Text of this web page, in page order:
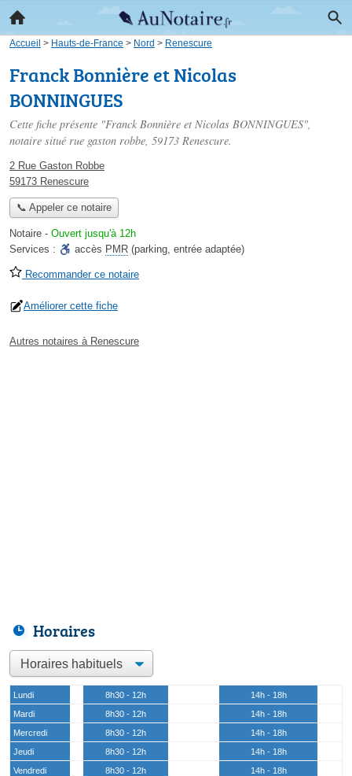
Accueil > Hauts-de-France > Nord > Renescure
Franck Bonnière et Nicolas
BONNINGUES
Cette fiche présente "Franck Bonnière et Nicolas BONNINGUES",
notaire situé rue gaston robbe, 59173 Renescure.
2 Rue Gaston Robbe
59173 Renescure
📞 Appeler ce notaire
Notaire - Ouvert jusqu'à 12h
Services :
accès PMR (parking, entrée adaptée)
Recommander ce notaire
Améliorer cette fiche
Autres notaires à Renescure
Horaires
Lundi 8h30 - 12h
14h - 18h
Mardi
8h30 - 12h
14h - 18h
Mercredi
8h30 - 12h
14h - 18h
Jeudi
8h30 - 12h
14h - 18h
Vendredi
8h30 - 12h
14h - 18h